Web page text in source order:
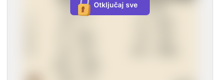
Otključaj sve